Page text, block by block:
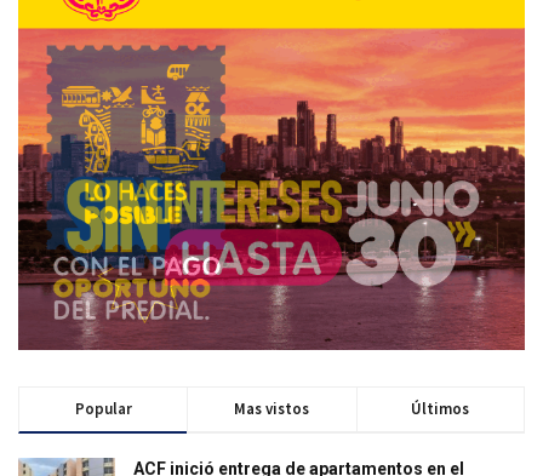
Popular Mas vistos Últimos
ACF inició entrega de apartamentos en el